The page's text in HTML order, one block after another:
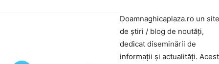
Doamnaghicaplaza.ro un site
de știri / blog de noutăți,
dedicat diseminării de
informații și actualități.